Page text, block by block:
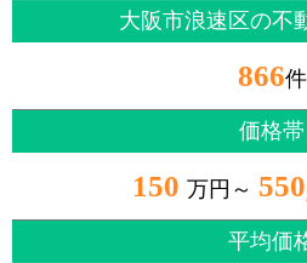
大阪市浪速区の不
866件
価格帯
150 万円～
平均価